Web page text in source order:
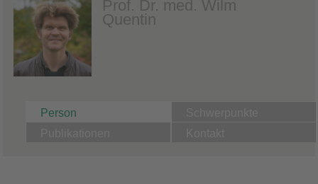
Prof. Dr. med. Wilm
Quentin
Person